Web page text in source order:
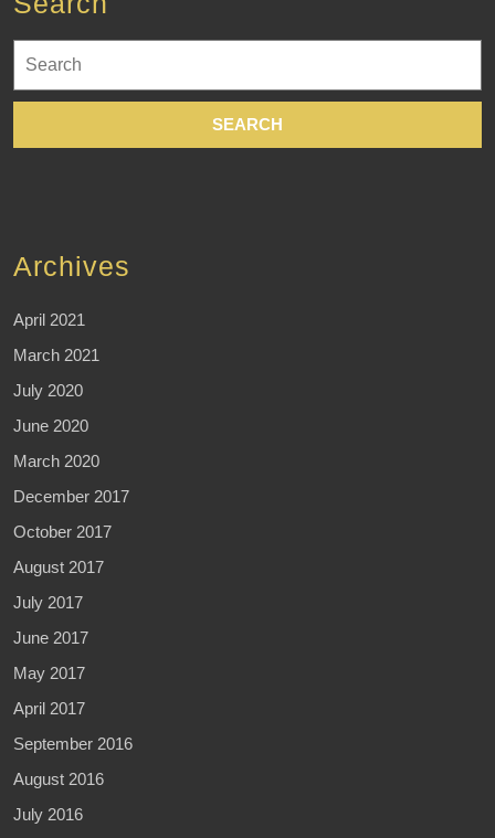
for:
Archives
April 2021
March 2021
July 2020
June 2020
March 2020
December 2017
October 2017
August 2017
July 2017
June 2017
May 2017
April 2017
September 2016
August 2016
July 2016